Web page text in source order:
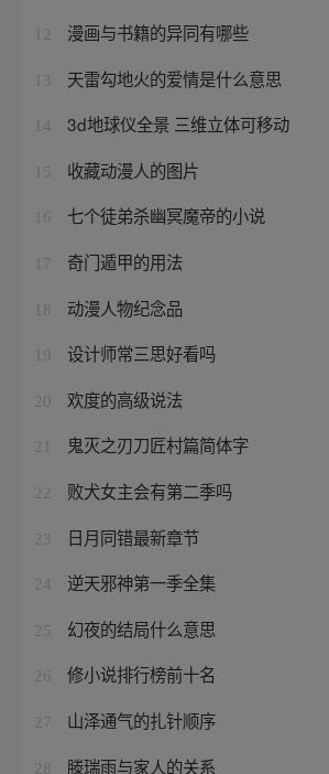
12 漫画与书籍的异同有哪些
13 天雷勾地火的爱情是什么意思
14 3d地球仪全景 三维立体可移动
15 收藏动漫人的图片
16 七个徒弟杀幽冥魔帝的小说
17 奇门遁甲的用法
18 动漫人物纪念品
19 设计师常三思好看吗
20 欢度的高级说法
21 鬼灭之刃刀匠村篇简体字
22 败犬女主会有第二季吗
23 日月同错最新章节
24 逆天邪神第一季全集
25 幻夜的结局什么意思
26 修小说排行榜前十名
27 山泽通气的扎针顺序
28 滕瑞雨与家人的关系